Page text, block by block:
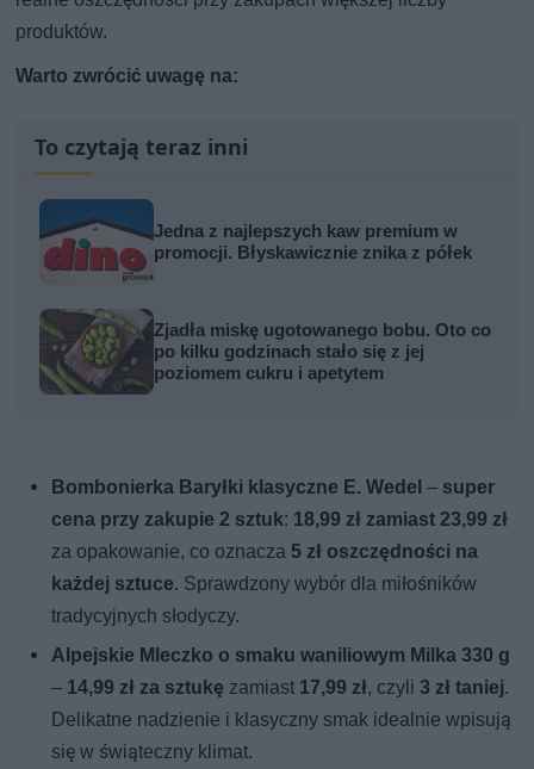
produktów.
Warto zwrócić uwagę na:
To czytają teraz inni
Jedna z najlepszych kaw premium w
promocji. Błyskawicznie znika z półek
Zjadła miskę ugotowanego bobu. Oto co
po kilku godzinach stało się z jej
poziomem cukru i apetytem
Bombonierka Baryłki klasyczne E. Wedel – super
cena przy zakupie 2 sztuk: 18,99 zł zamiast 23,99 zł
za opakowanie, co oznacza 5 zł oszczędności na
każdej sztuce. Sprawdzony wybór dla miłośników
tradycyjnych słodyczy.
Alpejskie Mleczko o smaku waniliowym Milka 330 g
– 14,99 zł za sztukę zamiast 17,99 zł, czyli3 zł taniej.
Delikatne nadzienie i klasyczny smak idealnie wpisują
się w świąteczny klimat.